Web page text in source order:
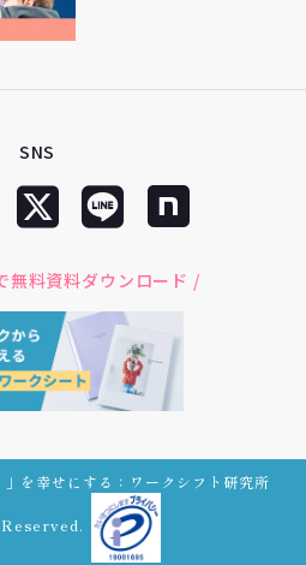
SNS
無料資料ダウンロード /
を幸せにする：ワークシフト研究所